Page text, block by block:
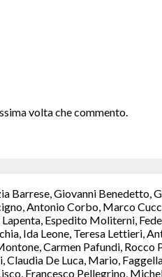
volta che commento.
Barrese, Giovanni
Antonio Corbo, Marco
Espedito Moliterni,
Ida Leone, Teresa
Carmen Pafundi, Rocco
Claudia De Luca, Mario,
Francesco Pellegrino,